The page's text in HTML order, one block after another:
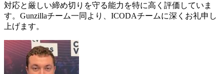
対応と厳しい締め切りを守る能力を特に高く評価していま
す。Gunzillaチーム一同より、ICODAチームに深くお礼申し
上げます。